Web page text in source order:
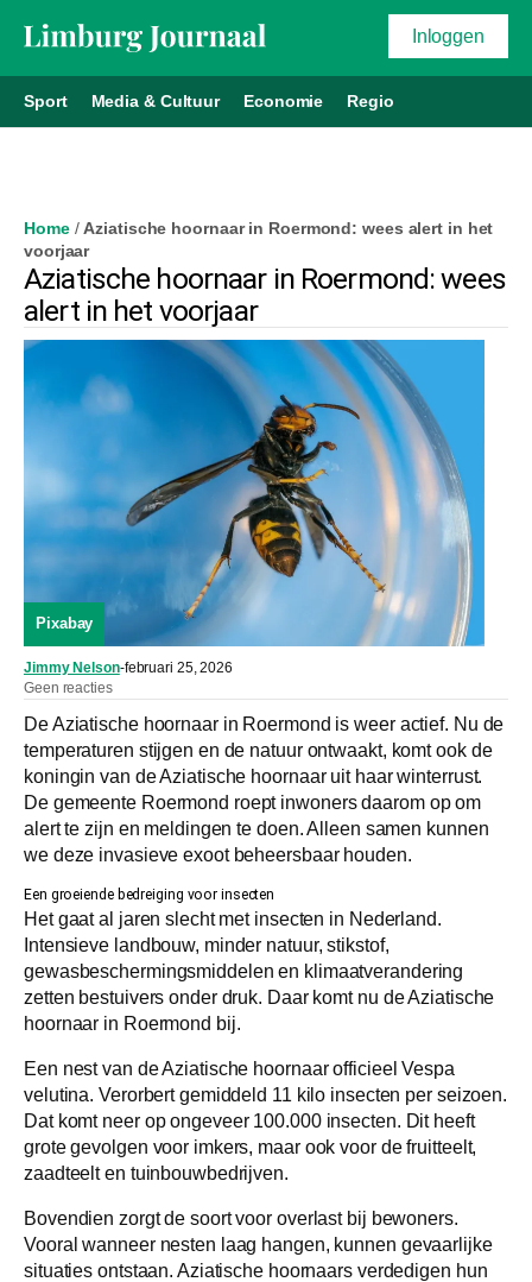
Inloggen
Sport Media & Cultuur Economie Regio
Home/Aziatische hoornaar in Roermond: wees alert in het
voorjaar
Aziatische hoornaar in Roermond: wees
alert in het voorjaar
Pixabay
Jimmy Nelson-februari 25, 2026
Geen reacties
De Aziatische hoornaar in Roermond is weer actief. Nu de
temperaturen stijgen en de natuur ontwaakt, komt ook de
koningin van de Aziatische hoornaar uit haar winterrust.
De gemeente Roermond roept inwoners daarom op om
alert te zijn en meldingen te doen. Alleen samen kunnen
we deze invasieve exoot beheersbaar houden.
Een groeiende bedreiging voor insecten
Het gaat al jaren slecht met insecten in Nederland.
Intensieve landbouw, minder natuur, stikstof,
gewasbeschermingsmiddelen en klimaatverandering
zetten bestuivers onder druk. Daar komt nu de Aziatische
hoornaar in Roermond bij.
Een nest van de Aziatische hoornaar officieel Vespa
velutina. Verorbert gemiddeld 11 kilo insecten per seizoen.
Dat komt neer op ongeveer 100.000 insecten. Dit heeft
grote gevolgen voor imkers, maar ook voor de fruitteelt,
zaadteelt en tuinbouwbedrijven.
Bovendien zorgt de soort voor overlast bij bewoners.
Vooral wanneer nesten laag hangen, kunnen gevaarlijke
situaties ontstaan. Aziatische hoornaars verdedigen hun